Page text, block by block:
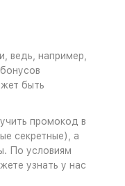
ведь, например,
быть
промокод в
секретные), а
По условиям
узнать у нас